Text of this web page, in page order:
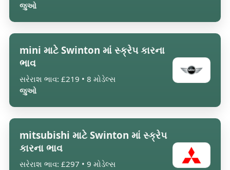
જુઓ
mini માટે Swinton માં સ્ક્રેપ કારના
ભાવ
સરેરાશ ભાવ: £219 • 8 મોડેલ્સ
જુઓ
mitsubishi માટે Swinton માં સ્ક્રેપ
કારના ભાવ
સરેરાશ ભાવ: £297 • 9 મોડેલ્સ